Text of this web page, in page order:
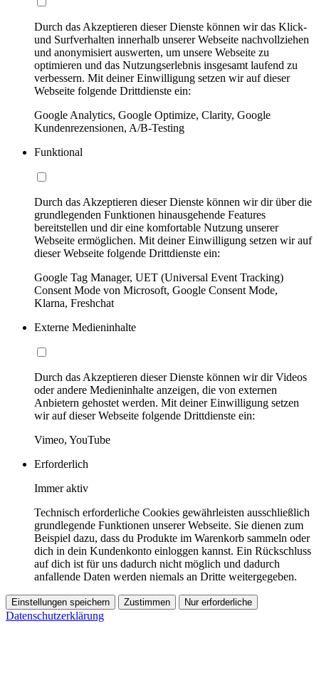
Durch das Akzeptieren dieser Dienste können wir das Klick-
und Surfverhalten innerhalb unserer Webseite nachvollziehen
und anonymisiert auswerten, um unsere Webseite zu
optimieren und das Nutzungserlebnis insgesamt laufend zu
verbessern. Mit deiner Einwilligung setzen wir auf dieser
Webseite folgende Drittdienste ein:
Google Analytics, Google Optimize, Clarity, Google
Kundenrezensionen, A/B-Testing
Funktional
Durch das Akzeptieren dieser Dienste können wir dir über die
grundlegenden Funktionen hinausgehende Features
bereitstellen und dir eine komfortable Nutzung unserer
Webseite ermöglichen. Mit deiner Einwilligung setzen wir auf
dieser Webseite folgende Drittdienste ein:
Google Tag Manager, UET (Universal Event Tracking)
Consent Mode von Microsoft, Google Consent Mode,
Klarna, Freshchat
Externe Medieninhalte
Durch das Akzeptieren dieser Dienste können wir dir Videos
oder andere Medieninhalte anzeigen, die von externen
Anbietern gehostet werden. Mit deiner Einwilligung setzen
wir auf dieser Webseite folgende Drittdienste ein:
Vimeo, YouTube
Erforderlich
Immer aktiv
Technisch erforderliche Cookies gewährleisten ausschließlich
grundlegende Funktionen unserer Webseite. Sie dienen zum
Beispiel dazu, dass du Produkte im Warenkorb sammeln oder
dich in dein Kundenkonto einloggen kannst. Ein Rückschluss
auf dich ist für uns dadurch nicht möglich und dadurch
anfallende Daten werden niemals an Dritte weitergegeben.
Einstellungen speichern Zustimmen Nur erforderliche
Datenschutzerklärung